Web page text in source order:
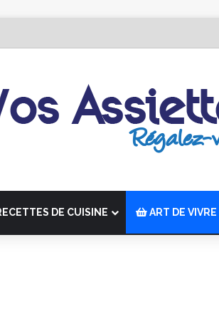
des Chefs” du 19 au 24 octobre 2026
DE CUISINE ART DE VIVRE